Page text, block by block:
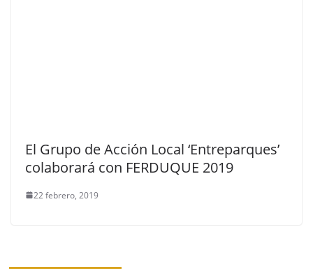
El Grupo de Acción Local ‘Entreparques’
colaborará con FERDUQUE 2019
22 febrero, 2019